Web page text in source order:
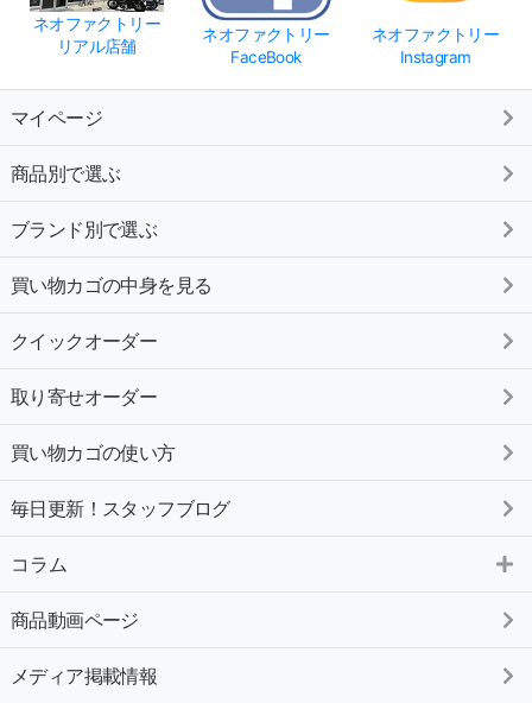
ネオファクトリー
リアル店舗
ネオファクトリー
FaceBook
ネオファクトリー
Instagram
マイページ
商品別で選ぶ
ブランド別で選ぶ
買い物カゴの中身を見る
クイックオーダー
取り寄せオーダー
買い物カゴの使い方
毎日更新！スタッフブログ
コラム
商品動画ページ
メディア掲載情報